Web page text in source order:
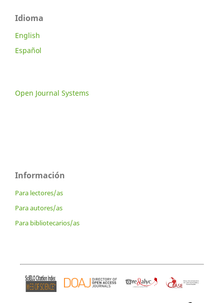
Idioma
English
Español
Open Journal Systems
Información
Para lectores/as
Para autores/as
Para bibliotecarios/as